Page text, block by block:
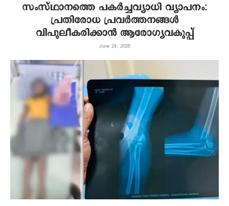
സംസ്ഥാനത്തെ പകർച്ചവ്യാധി വ്യാപനം:
പ്രതിരോധ പ്രവർത്തനങ്ങൾ
വിപുലീകരിക്കാൻ ആരോഗ്യവകുപ്പ്
June 24, 2026